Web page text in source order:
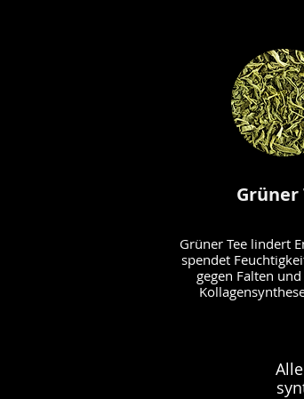
Grüner
Grüner Tee lindert
spendet
gegen Falten